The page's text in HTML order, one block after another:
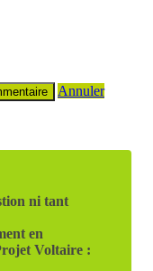
Annuler
ni tant
en
Voltaire :